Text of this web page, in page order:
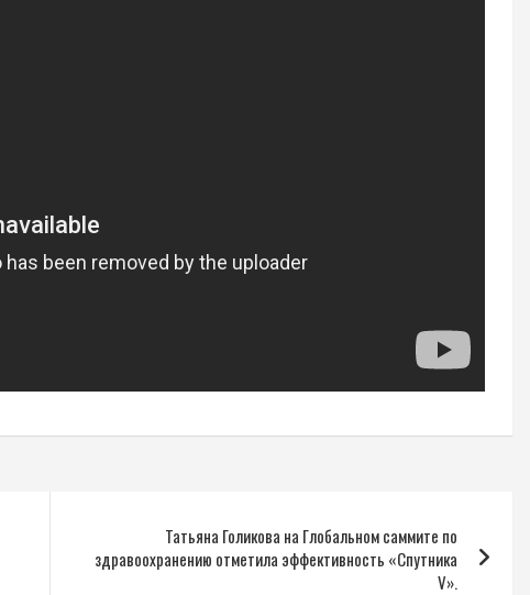
Татьяна Голикова на Глобальном саммите по
здравоохранению отметила эффективность «Спутника
V».